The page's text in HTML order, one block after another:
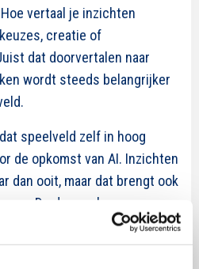
vertaal je inzichten
creatie of
dat doorvertalen naar
wordt steeds belangrijker
speelveld zelf in hoog
de opkomst van AI. Inzichten
dan ooit, maar dat brengt ook
De drempel om
lager, terwijl de
altijd even stevig is.